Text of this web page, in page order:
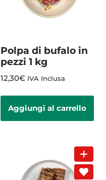
Polpa di bufalo in
pezzi 1 kg
12,30€ IVA Inclusa
Aggiungi al carrello